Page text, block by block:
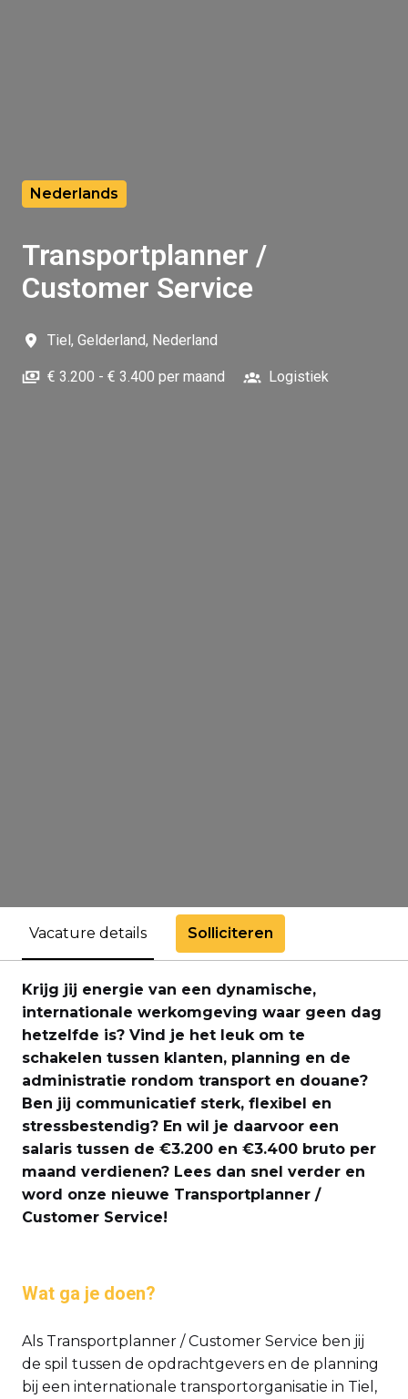
Nederlands
Transportplanner /
Customer Service
Tiel, Gelderland, Nederland
€ 3.200 - € 3.400 per maand Logistiek
Vacature details Solliciteren
Krijg jij energie van een dynamische,
internationale werkomgeving waar geen dag
hetzelfde is? Vind je het leuk om te
schakelen tussen klanten, planning en de
administratie rondom transport en douane?
Ben jij communicatief sterk, flexibel en
stressbestendig? En wil je daarvoor een
salaris tussen de €3.200 en €3.400 bruto per
maand verdienen? Lees dan snel verder en
word onze nieuwe Transportplanner /
Customer Service!
Wat ga je doen?
Als Transportplanner / Customer Service ben jij
de spil tussen de opdrachtgevers en de planning
bij een internationale transportorganisatie in Tiel,